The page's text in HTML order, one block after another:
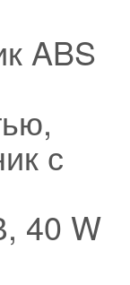
ABS
с
40 W